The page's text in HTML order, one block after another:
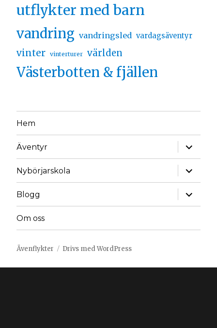
utflykter med barn
vandring vandringsled vardagsäventyr
vinter vinterturer världen
Västerbotten & fjällen
Hem
Äventyr
Nybörjarskola
Blogg
Om oss
Ävenflykter Drivs med WordPress